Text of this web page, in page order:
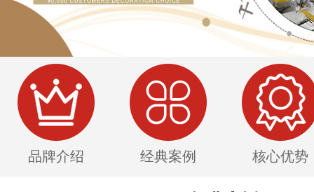
品牌介绍 经典案例 核心优势